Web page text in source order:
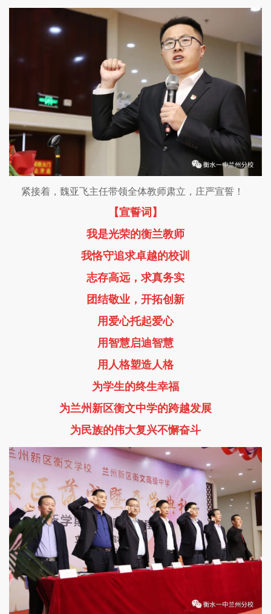
紧接着，魏亚飞主任带领全体教师肃立，庄严宣誓！
【宣誓词】
我是光荣的衡兰教师
我恪守追求卓越的校训
志存高远，求真务实
团结敬业，开拓创新
用爱心托起爱心
用智慧启迪智慧
用人格塑造人格
为学生的终生幸福
为兰州新区衡文中学的跨越发展
为民族的伟大复兴不懈奋斗